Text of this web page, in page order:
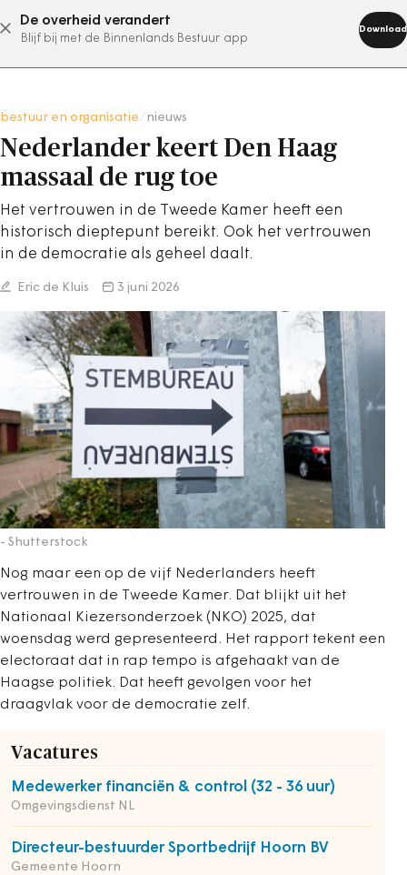
De overheid verandert
Blijf bij met de Binnenlands Bestuur app
Download
abonneer nu
bestuur en organisatie nieuws
Nederlander keert Den Haag
massaal de rug toe
Het vertrouwen in de Tweede Kamer heeft een
historisch dieptepunt bereikt. Ook het vertrouwen
in de democratie als geheel daalt.
Eric de Kluis 3 juni 2026
- Shutterstock
Nog maar een op de vijf Nederlanders heeft
vertrouwen in de Tweede Kamer. Dat blijkt uit het
Nationaal Kiezersonderzoek (NKO) 2025, dat
woensdag werd gepresenteerd. Het rapport tekent een
electoraat dat in rap tempo is afgehaakt van de
Haagse politiek. Dat heeft gevolgen voor het
draagvlak voor de democratie zelf.
Vacatures
Medewerker financiën & control (32 - 36 uur)
Omgevingsdienst NL
Directeur-bestuurder Sportbedrijf Hoorn BV
Gemeente Hoorn